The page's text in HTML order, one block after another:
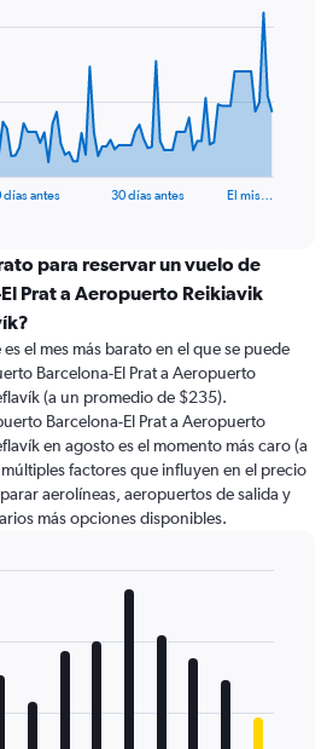
días antes 30 días antes El mis…
para reservar un vuelo de
Prat a Aeropuerto Reikiavik
el mes más barato en el que se puede
Barcelona-El Prat a Aeropuerto
(a un promedio de $235).
Barcelona-El Prat a Aeropuerto
en agosto es el momento más caro (a
factores que influyen en el precio
aerolíneas, aeropuertos de salida y
más opciones disponibles.